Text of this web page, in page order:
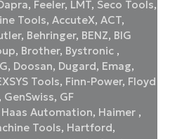
, Feeler, LMT, Seco Tools,
Tools,AccuteX,ACT,
, Behringer, BENZ, BIG
, Brother, Bystronic ,
, Doosan, Dugard, Emag,
Tools, Finn-Power, Floyd
, GenSwiss, GF
Haas Automation, Haimer ,
Tools, Hartford,